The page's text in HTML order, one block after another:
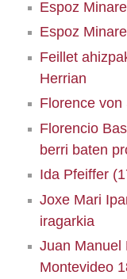
Espoz
Espoz
Feillet
Herrian
Florence von
Florencio
berri baten
Ida Pfeiffer
Joxe Mari
iragarkia
Juan Manuel
Montevideo